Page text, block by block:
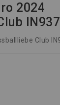
2024
Club